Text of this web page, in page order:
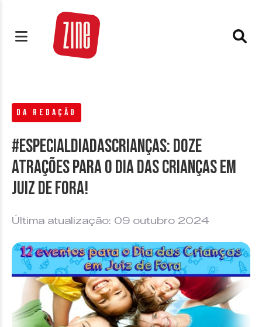
DA REDAÇÃO
#EspecialDiaDasCrianças: Doze
atrações para o Dia das Crianças em
Juiz de Fora!
Última atualização: 09 outubro 2024